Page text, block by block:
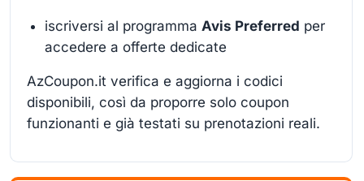
iscriversi al programma Avis Preferred per
accedere a offerte dedicate
AzCoupon.it verifica e aggiorna i codici
disponibili, così da proporre solo coupon
funzionanti e già testati su prenotazioni reali.